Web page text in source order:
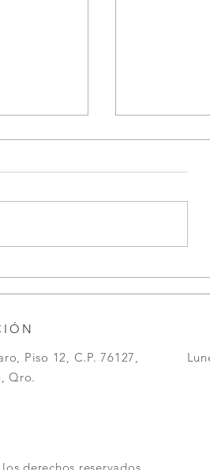
Reforma
Piso 12, C.P. 76127,
Qro.